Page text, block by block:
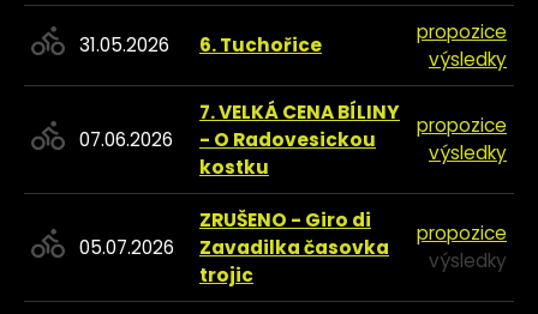
31.05.2026 6. Tuchořice
propozice
výsledky
07.06.2026
7. VELKÁ CENA BÍLINY
- O Radovesickou
kostku
propozice
výsledky
05.07.2026
ZRUŠENO - Giro di
Zavadilka časovka
trojic
propozice
výsledky